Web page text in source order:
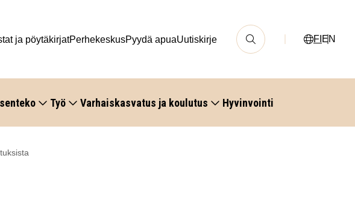
ja pöytäkirjatPerhekeskusPyydä apuaUutiskirje FI EN
Työ Varhaiskasvatus ja koulutus Hyvinvointi